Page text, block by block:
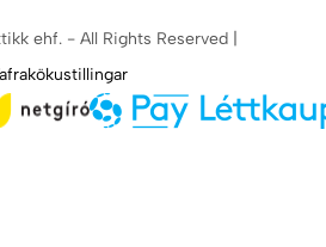
ehf. - All Rights Reserved |